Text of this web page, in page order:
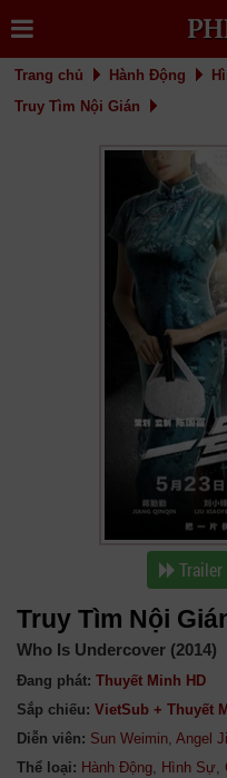
Trang chủ Hành Động
Truy Tìm Nội Gián
Trailer
Truy Tìm Nội
Who Is Undercover (2014)
Đang phát: Thuyết Minh HD
Sắp chiếu: VietSub + Thuyết
Diễn viên: Sun Weimin, Angel
Thể loại: Hành Động, Hình Sự,